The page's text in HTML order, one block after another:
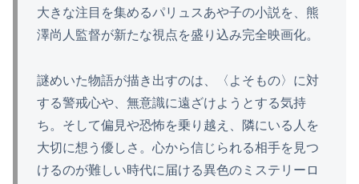
大きな注目を集めるパリュスあや子の小説を、熊
澤尚人監督が新たな視点を盛り込み完全映画化。
謎めいた物語が描き出すのは、〈よそもの〉に対
する警戒心や、無意識に遠ざけようとする気持
ち。そして偏見や恐怖を乗り越え、隣にいる人を
大切に想う優しさ。心から信じられる相手を見つ
けるのが難しい時代に届ける異色のミステリーロ